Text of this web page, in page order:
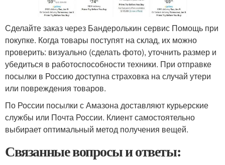
Сделайте заказ через Бандеролькин сервис Помощь при
покупке. Когда товары поступят на склад, их можно
проверить: визуально (сделать фото), уточнить размер и
убедиться в работоспособности техники. При отправке
посылки в Россию доступна страховка на случай утери
или повреждения товаров.
По России посылки с Амазона доставляют курьерские
службы или Почта России. Клиент самостоятельно
выбирает оптимальный метод получения вещей.
Связанные вопросы и ответы: